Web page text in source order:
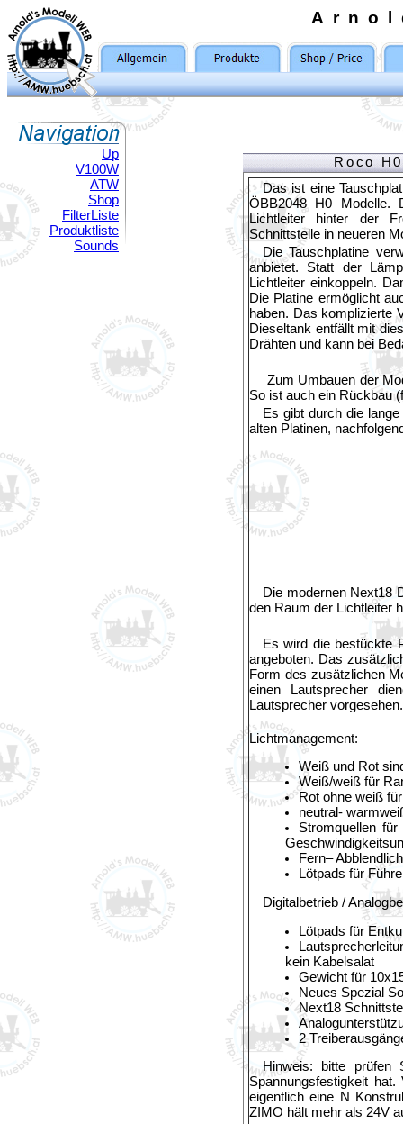
Up
V100W
ATW
Shop
FilterListe
Produktliste
Sounds
Roco
Das ist eine
ÖBB2048 H0 Modelle.
Lichtleiter hinter der
Schnittstelle in neueren
Die Tauschplatine
anbietet. Statt der
Lichtleiter einkoppeln.
Die Platine ermöglicht
haben. Das komplizierte
Dieseltank entfällt mit
Drähten und kann bei
Zum Umbauen der
So ist auch ein Rückbau
Es gibt durch die
alten Platinen,
Die modernen Next18
den Raum der Lichtleiter
Es wird die bestückte
angeboten. Das
Form des zusätzlichen
einen Lautsprecher
Lautsprecher vorgesehen.
Lichtmanagement:
Weiß und Rot
Weiß/weiß für
Rot ohne weiß
neutral-
Stromquellen
Fern–
Lötpads für
Digitalbetrieb /
Lötpads für
kein Kabelsalat
Gewicht für
Neues Spezial
Next18
2
Hinweis: bitte prüfen
Spannungsfestigkeit
eigentlich eine N
ZIMO hält mehr als 24V